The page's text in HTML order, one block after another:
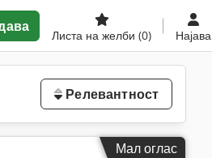
Листа на желби (0) Најава
Релевантност
Мал оглас